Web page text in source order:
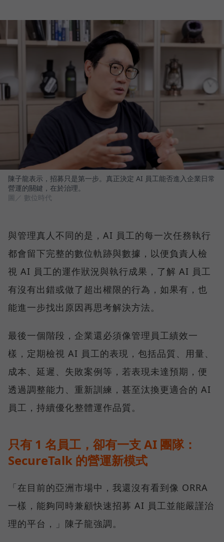
陳子龍表示，招募只是第一步。真正決定 AI 員工能否進入企業日常
營運的關鍵，在於治理。
圖／ 數位時代
與管理真人不同的是，AI 員工的每一次任務執行
都會留下完整的數位軌跡與數據，以便負責人檢
視 AI 員工的運作狀況與執行成果，了解 AI 員工
有沒有出錯或做了超出權限的行為，如果有，也
能進一步找出原因再思考解決方法。
最後一個階段，企業還必須像管理員工績效一
樣，定期檢視 AI 員工的表現，包括品質、用量、
成本、延遲、失敗案例等，若表現未達預期，便
透過調整能力、重新訓練，甚至汰換更適合的 AI
員工，持續優化整體運作品質。
只有 1 名員工，卻有一支 AI 團隊：
SecureTalk 的營運新模式
「在目前的亞洲市場中，我還沒有看到像 ORRA
一樣，能夠同時兼顧快速招募 AI 員工並能嚴謹治
理的平台，」陳子龍強調。